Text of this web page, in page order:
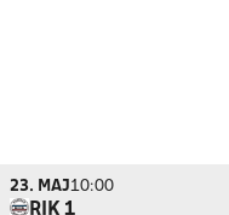
23. MAJ10:00
RIK 1